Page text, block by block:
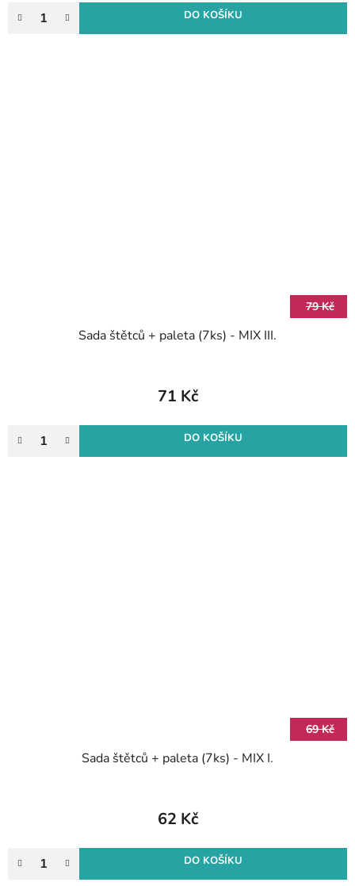
DO KOŠÍKU
79 Kč
Sada štětců + paleta (7ks) - MIX III.
71 Kč
DO KOŠÍKU
69 Kč
Sada štětců + paleta (7ks) - MIX I.
62 Kč
DO KOŠÍKU